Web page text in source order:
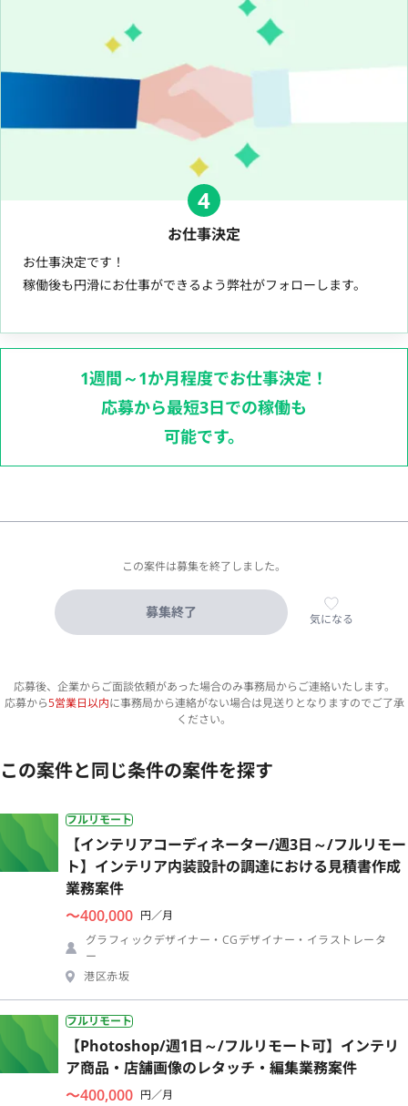
4
お仕事決定
お仕事決定です！
稼働後も円滑にお仕事ができるよう弊社がフォローします。
1週間～1か月程度でお仕事決定！
応募から最短3日での稼働も
可能です。
この案件は募集を終了しました。
募集終了 気になる
応募後、企業からご面談依頼があった場合のみ事務局からご連絡いたします。
応募から5営業日以内に事務局から連絡がない場合は見送りとなりますのでご了承
ください。
この案件と同じ条件の案件を探す
フルリモート
【インテリアコーディネーター/週3日～/フルリモー
ト】インテリア内装設計の調達における見積書作成
業務案件
〜400,000 円／月
グラフィックデザイナー・CGデザイナー・イラストレータ
ー
港区赤坂
フルリモート
【Photoshop/週1日～/フルリモート可】インテリ
ア商品・店舗画像のレタッチ・編集業務案件
〜400,000 円／月